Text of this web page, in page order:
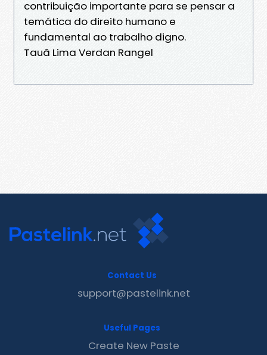
contribuição importante para se pensar a
temática do direito humano e
fundamental ao trabalho digno.
Tauã Lima Verdan Rangel
Contact Us
support@pastelink.net
Useful Pages
Create New Paste